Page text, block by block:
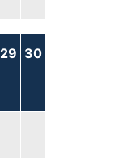
29 30